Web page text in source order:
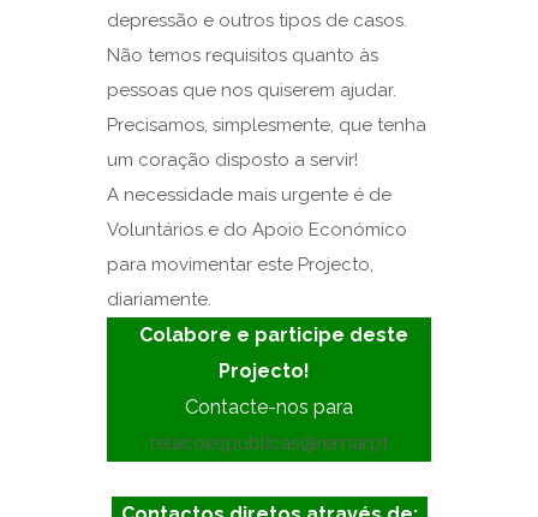
depressão e outros tipos de casos.
Não temos requisitos quanto às
pessoas que nos quiserem ajudar.
Precisamos, simplesmente, que tenha
um coração disposto a servir!
A necessidade mais urgente é de
Voluntários e do Apoio Económico
para movimentar este Projecto,
diariamente.
Colabore e participe deste
Projecto!
Contacte-nos para
relacoespublicas@remar.pt